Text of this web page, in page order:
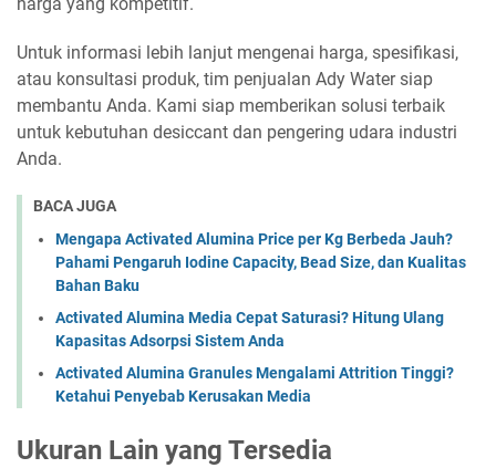
Untuk informasi lebih lanjut mengenai harga, spesifikasi,
atau konsultasi produk, tim penjualan Ady Water siap
membantu Anda. Kami siap memberikan solusi terbaik
untuk kebutuhan desiccant dan pengering udara industri
Anda.
BACA JUGA
Mengapa Activated Alumina Price per Kg Berbeda Jauh?
Pahami Pengaruh Iodine Capacity, Bead Size, dan Kualitas
Bahan Baku
Activated Alumina Media Cepat Saturasi? Hitung Ulang
Kapasitas Adsorpsi Sistem Anda
Activated Alumina Granules Mengalami Attrition Tinggi?
Ketahui Penyebab Kerusakan Media
Ukuran Lain yang Tersedia